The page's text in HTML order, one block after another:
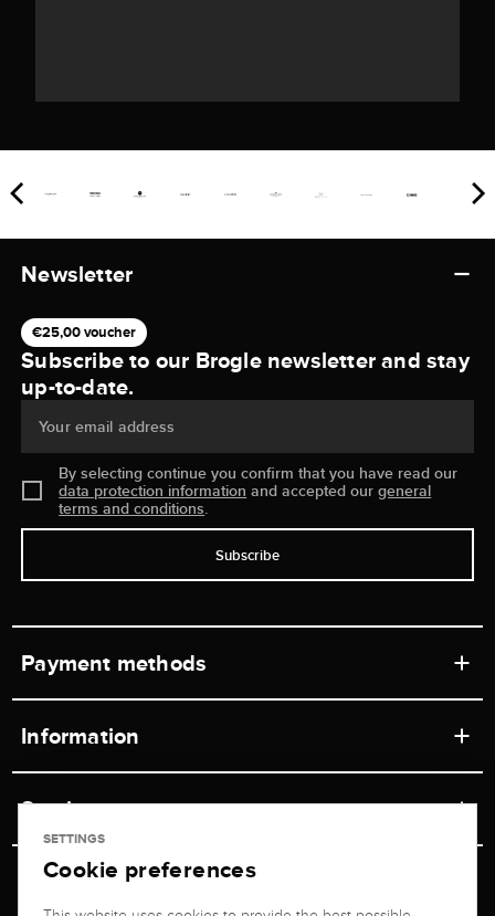
Newsletter
€25,00 voucher
Subscribe to our Brogle newsletter and stay
up-to-date.
Your email address
By selecting continue you confirm that you have read our
data protection information and accepted ourgeneral
terms and conditions.
Subscribe
Payment methods
Information
Retail store
Shipping & Payment
Service
Contact
Unsubscribe from newsletter
Jeweler Brogle
SETTINGS
Cookie preferences